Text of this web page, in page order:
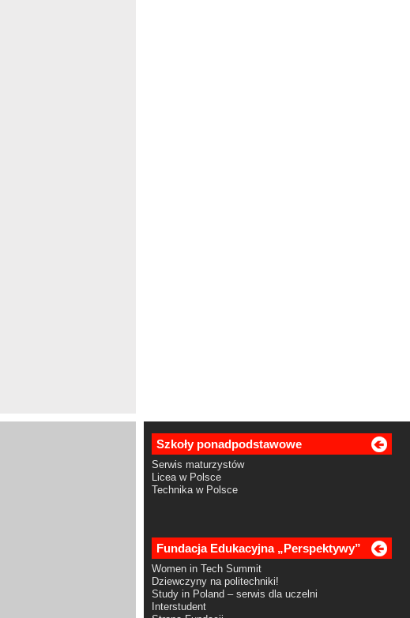
Szkoły ponadpodstawowe
Serwis maturzystów
Licea w Polsce
Technika w Polsce
Fundacja Edukacyjna „Perspektywy”
Women in Tech Summit
Dziewczyny na politechniki!
Study in Poland – serwis dla uczelni
Interstudent